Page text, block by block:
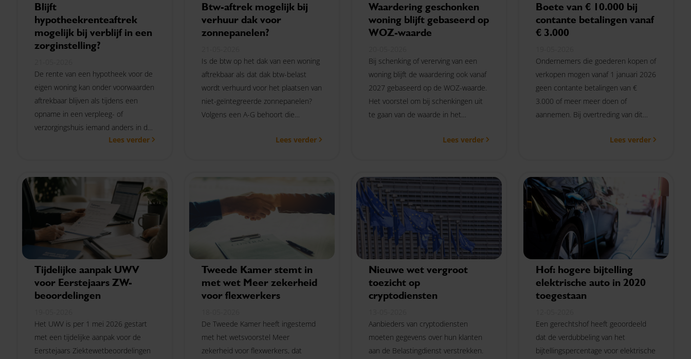
Blijft
hypotheekrenteaftrek
mogelijk bij verblijf in een
zorginstelling?
De rente van een hypotheek voor de
eigen woning kan onder voorwaarden
aftrekbaar blijven als tijdens een
opname in een verpleeg- of
verzorgingshuis iemand anders in de
woning verblijft. Wanneer geldt dit?
Lees verder
Btw-aftrek mogelijk bij
verhuur dak voor
zonnepanelen?
Is de btw op het dak van een woning
aftrekbaar als dat dak btw-belast
wordt verhuurd voor het plaatsen van
niet-geïntegreerde zonnepanelen?
Volgens een A-G behoort die
Lees verder
Waardering geschonken
woning blijft gebaseerd op
WOZ-waarde
Bij schenking of vererving van een
woning blijft de waardering ook vanaf
2027 gebaseerd op de WOZ-waarde.
Het voorstel om bij schenkingen uit
te gaan van de waarde in het
Lees verder
Boete van € 10.000 bij
contante betalingen vanaf
€ 3.000
Ondernemers die goederen kopen of
verkopen mogen vanaf 1 januari 2026
geen contante betalingen van €
3.000 of meer meer doen of
aannemen. Bij overtreding van dit
basisboete van € 10.000.Lees verder
Tijdelijke aanpak UWV
voor Eerstejaars ZW-
beoordelingen
Het UWV is per 1 mei 2026 gestart
met een tijdelijke aanpak voor de
Eerstejaars Ziektewetbeoordelingen
Tweede Kamer stemt in
met wet Meer zekerheid
voor flexwerkers
De Tweede Kamer heeft ingestemd
met het wetsvoorstel Meer
zekerheid voor flexwerkers, dat
Nieuwe wet vergroot
toezicht op
cryptodiensten
Aanbieders van cryptodiensten
moeten gegevens over hun klanten
aan de Belastingdienst verstrekken.
Hof: hogere bijtelling
elektrische auto in 2020
toegestaan
Een gerechtshof heeft geoordeeld
dat de verdubbeling van het
bijtellingspercentage voor elektrische